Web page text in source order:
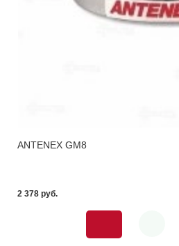
ANTENEX GM8
2 378 pуб.